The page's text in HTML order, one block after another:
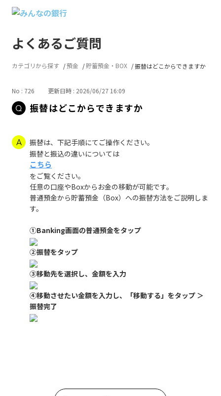
よくあるご質問
カテゴリから探す 預金 貯蓄預金・BOX 振替はどこからできますか
No : 726 更新日時 : 2026/06/27 16:09
振替はどこからできますか
振替は、下記手順にてご操作ください。
振替と振込の違いについては
こちら
をご覧ください。
任意の口座やBoxからお金の移動が可能です。
普通預金から貯蓄預金（Box）への振替方法をご説明しま
す。
①Banking画面の普通預金をタップ
②振替をタップ
③移動先を選択し、金額を入力
④移動させたい金額を入力し、「移動する」をタップ ＞
振替完了